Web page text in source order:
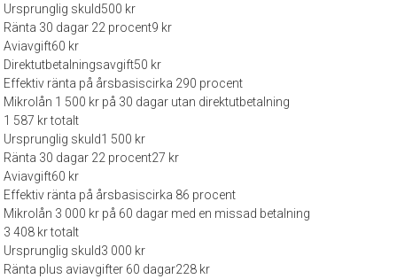
Ursprunglig skuld500 kr
Ränta 30 dagar 22 procent9 kr
Aviavgift60 kr
Direktutbetalningsavgift50 kr
Effektiv ränta på årsbasiscirka 290 procent
Mikrolån 1 500 kr på 30 dagar utan direktutbetalning
1 587 kr totalt
Ursprunglig skuld1 500 kr
Ränta 30 dagar 22 procent27 kr
Aviavgift60 kr
Effektiv ränta på årsbasiscirka 86 procent
Mikrolån 3 000 kr på 60 dagar med en missad betalning
3 408 kr totalt
Ursprunglig skuld3 000 kr
Ränta plus aviavgifter 60 dagar228 kr